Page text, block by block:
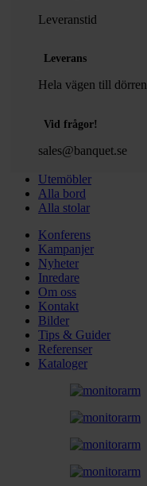
Leveranstid
Leverans
Hela vägen till dörren
Vid frågor!
sales@banquet.se
Utemöbler
Alla bord
Alla stolar
Konferens
Kampanjer
Nyheter
Inredare
Om oss
Kontakt
Bilder
Tips & Guider
Referenser
Kataloger